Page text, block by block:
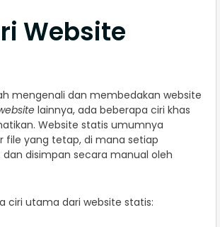
Website
mengenali dan membedakan website
lainnya, ada beberapa ciri khas
Website statis umumnya
file yang tetap, di mana setiap
disimpan secara manual oleh
ciri utama dari website statis: